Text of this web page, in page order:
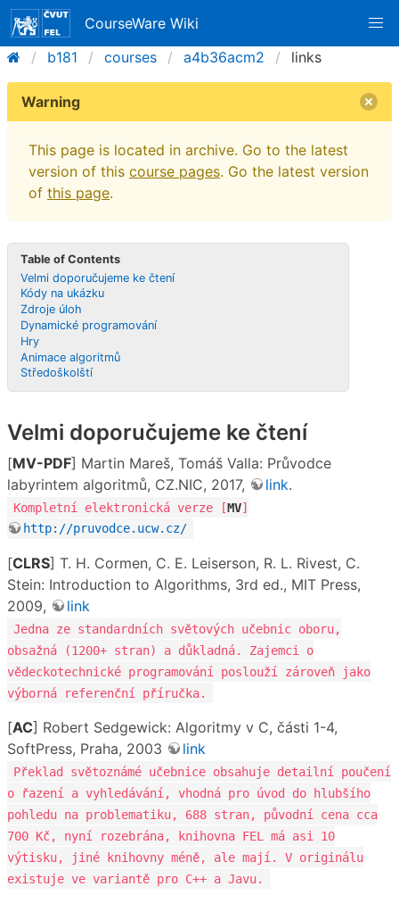
CourseWare Wiki
b181
courses a4b36acm2 links
Warning
This page is located in archive. Go to the latest
version of this course pages. Go the latest version
of this page.
Table of Contents
Velmi doporučujeme ke čtení
Kódy na ukázku
Zdroje úloh
Dynamické programování
Hry
Animace algoritmů
Středoškolští
Velmi doporučujeme ke čtení
[MV-PDF] Martin Mareš, Tomáš Valla: Průvodce
labyrintem algoritmů, CZ.NIC, 2017,
link.
Kompletní elektronická verze [MV]
http://pruvodce.ucw.cz/
[CLRS] T. H. Cormen, C. E. Leiserson, R. L. Rivest, C.
Stein: Introduction to Algorithms, 3rd ed., MIT Press,
2009,
link
Jedna ze standardních světových učebnic oboru,
obsažná (1200+ stran) a důkladná. Zajemci o
vědeckotechnické programování poslouží zároveň jako
výborná referenční příručka.
[AC] Robert Sedgewick: Algoritmy v C, části 1-4,
SoftPress, Praha, 2003
link
Překlad světoznámé učebnice obsahuje detailní poučení
o řazení a vyhledávání, vhodná pro úvod do hlubšího
pohledu na problematiku, 688 stran, původní cena cca
700 Kč, nyní rozebrána, knihovna FEL má asi 10
výtisku, jiné knihovny méně, ale mají. V originálu
existuje ve variantě pro C++ a Javu.